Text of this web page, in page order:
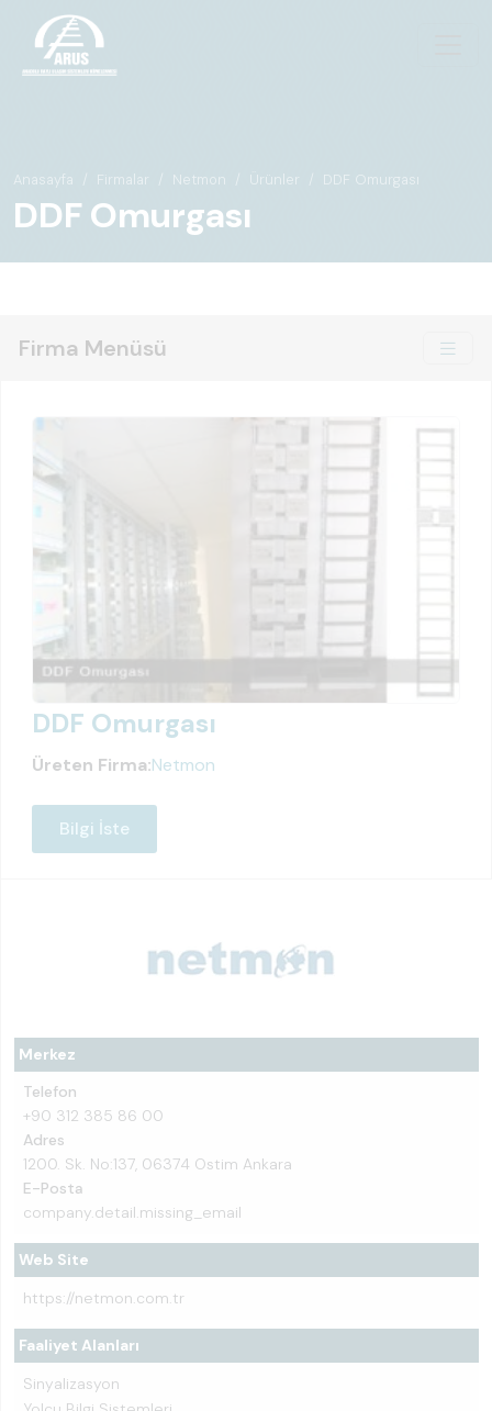
Anasayfa Firmalar Netmon Ürünler DDF Omurgası
DDF Omurgası
Firma Menüsü
Merkez
Telefon
+90 312 385 86 00
Adres
1200. Sk. No:137, 06374 Ostim Ankara
E-Posta
company.detail.missing_email
Web Site
https://netmon.com.tr
Faaliyet Alanları
Sinyalizasyon
DDF Omurgası
Üreten Firma:Netmon
Bilgi İste